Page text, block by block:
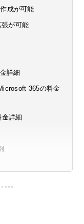
成が可能
が可能
詳細
365の料金
詳細